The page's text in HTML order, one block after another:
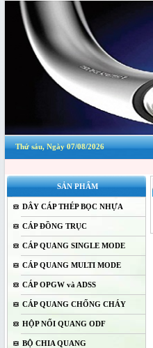
Thứ sáu, Ngày 07/08/2026
SẢN PHẨM
DÂY CÁP THÉP BỌC NHỰA
CÁP ĐỒNG TRỤC
CÁP QUANG SINGLE MODE
CÁP QUANG MULTI MODE
CÁP OPGW và ADSS
CÁP QUANG CHỐNG CHÁY
HỘP NỐI QUANG ODF
BỘ CHIA QUANG